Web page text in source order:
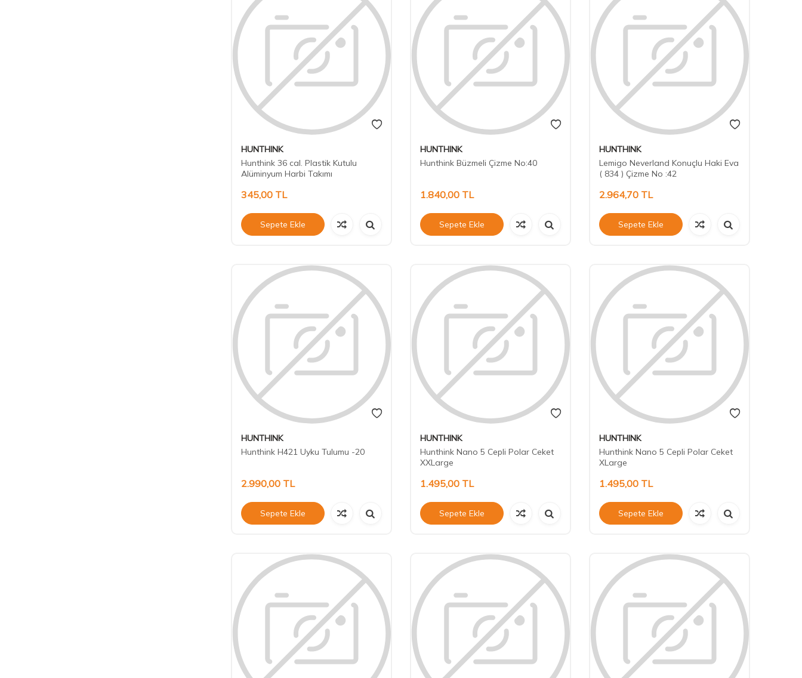
HUNTHINK
Hunthink 36 cal. Plastik Kutulu
Alüminyum Harbi Takımı
345,00 TL
Sepete Ekle
HUNTHINK
Hunthink Büzmeli Çizme No:40
1.840,00TL
Sepete Ekle
HUNTHINK
Lemigo Neverland Konuçlu Haki Eva
( 834 ) Çizme No :42
2.964,70TL
Sepete Ekle
HUNTHINK
Hunthink H421 Uyku Tulumu -20
2.990,00 TL
Sepete Ekle
HUNTHINK
Hunthink Nano 5 Cepli Polar Ceket
XXLarge
1.495,00TL
Sepete Ekle
HUNTHINK
Hunthink Nano 5 Cepli Polar Ceket
XLarge
1.495,00TL
Sepete Ekle